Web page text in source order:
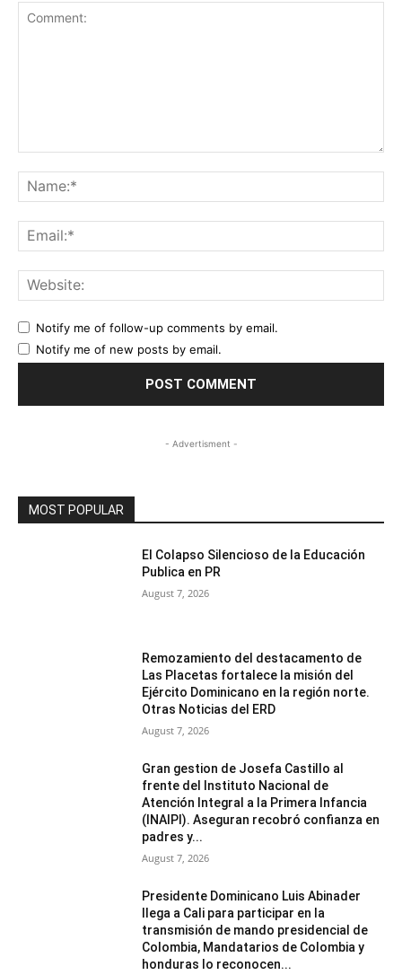
Notify me of follow-up comments by email.
Notify me of new posts by email.
- Advertisment -
MOST POPULAR
El Colapso Silencioso de la Educación
Publica en PR
August 7, 2026
Remozamiento del destacamento de
Las Placetas fortalece la misión del
Ejército Dominicano en la región norte.
Otras Noticias del ERD
August 7, 2026
Gran gestion de Josefa Castillo al
frente del Instituto Nacional de
Atención Integral a la Primera Infancia
(INAIPI). Aseguran recobró confianza en
padres y...
August 7, 2026
Presidente Dominicano Luis Abinader
llega a Cali para participar en la
transmisión de mando presidencial de
Colombia, Mandatarios de Colombia y
honduras lo reconocen...